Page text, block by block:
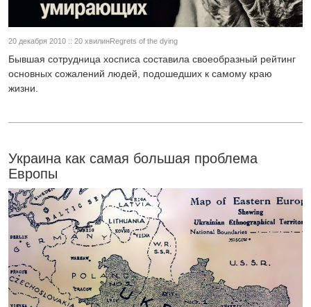
20 декабря 2010 :: 20 хвилинRegrets of the dying
Бывшая сотрудница хосписа составила своеобразный рейтинг
основных сожалений людей, подошедших к самому краю
жизни.
Украина как самая большая проблема
Европы